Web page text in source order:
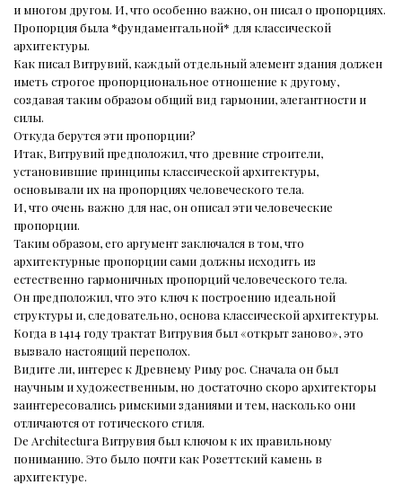
и многом другом. И, что особенно важно, он писал о пропорциях.
Пропорция была *фундаментальной* для классической
архитектуры.
Как писал Витрувий, каждый отдельный элемент здания должен
иметь строгое пропорциональное отношение к другому,
создавая таким образом общий вид гармонии, элегантности и
силы.
Откуда берутся эти пропорции?
Итак, Витрувий предположил, что древние строители,
установившие принципы классической архитектуры,
основывали их на пропорциях человеческого тела.
И, что очень важно для нас, он описал эти человеческие
пропорции.
Таким образом, его аргумент заключался в том, что
архитектурные пропорции сами должны исходить из
естественно гармоничных пропорций человеческого тела.
Он предположил, что это ключ к построению идеальной
структуры и, следовательно, основа классической архитектуры.
Когда в 1414 году трактат Витрувия был «открыт заново», это
вызвало настоящий переполох.
Видите ли, интерес к Древнему Риму рос. Сначала он был
научным и художественным, но достаточно скоро архитекторы
заинтересовались римскими зданиями и тем, насколько они
отличаются от готического стиля.
De Architectura Витрувия был ключом к их правильному
пониманию. Это было почти как Розеттский камень в
архитектуре.